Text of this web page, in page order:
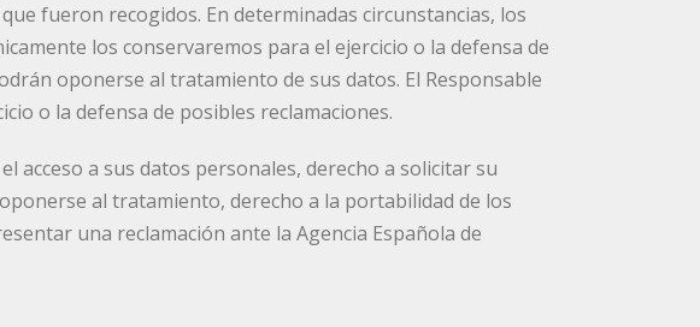
fueron recogidos. En determinadas circunstancias, los
los conservaremos para el ejercicio o la defensa de
oponerse al tratamiento de sus datos. El Responsable
o la defensa de posibles reclamaciones.
acceso a sus datos personales, derecho a solicitar su
al tratamiento, derecho a la portabilidad de los
una reclamación ante la Agencia Española de